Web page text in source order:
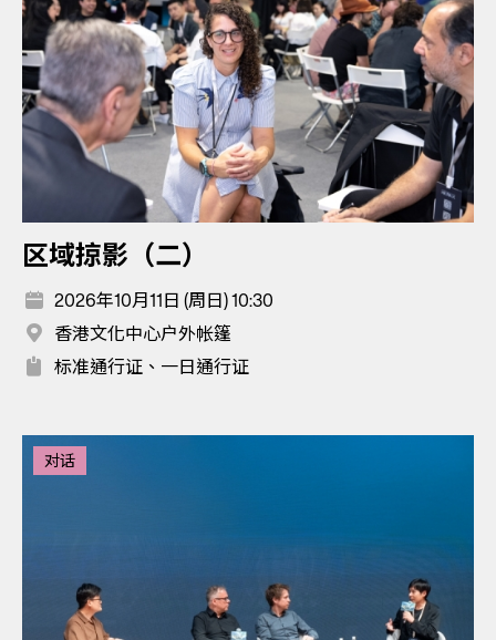
区域掠影（二）
2026年10月11日 (周日) 10:30
香港文化中心户外帐篷
标准通行证、一日通行证
对话